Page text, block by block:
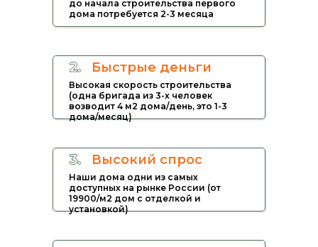
Высокая скорость строительства
(одна бригада из 3-х человек
возводит 4 м2 дома/день, это 1-3
дома/месяц)
Быстрые деньги
до начала строительства первого
дома потребуется 2-3 месяца
Наши дома одни из самых
доступных на рынке России (от
19900/м2 дом с отделкой и
установкой)
Высокий спрос